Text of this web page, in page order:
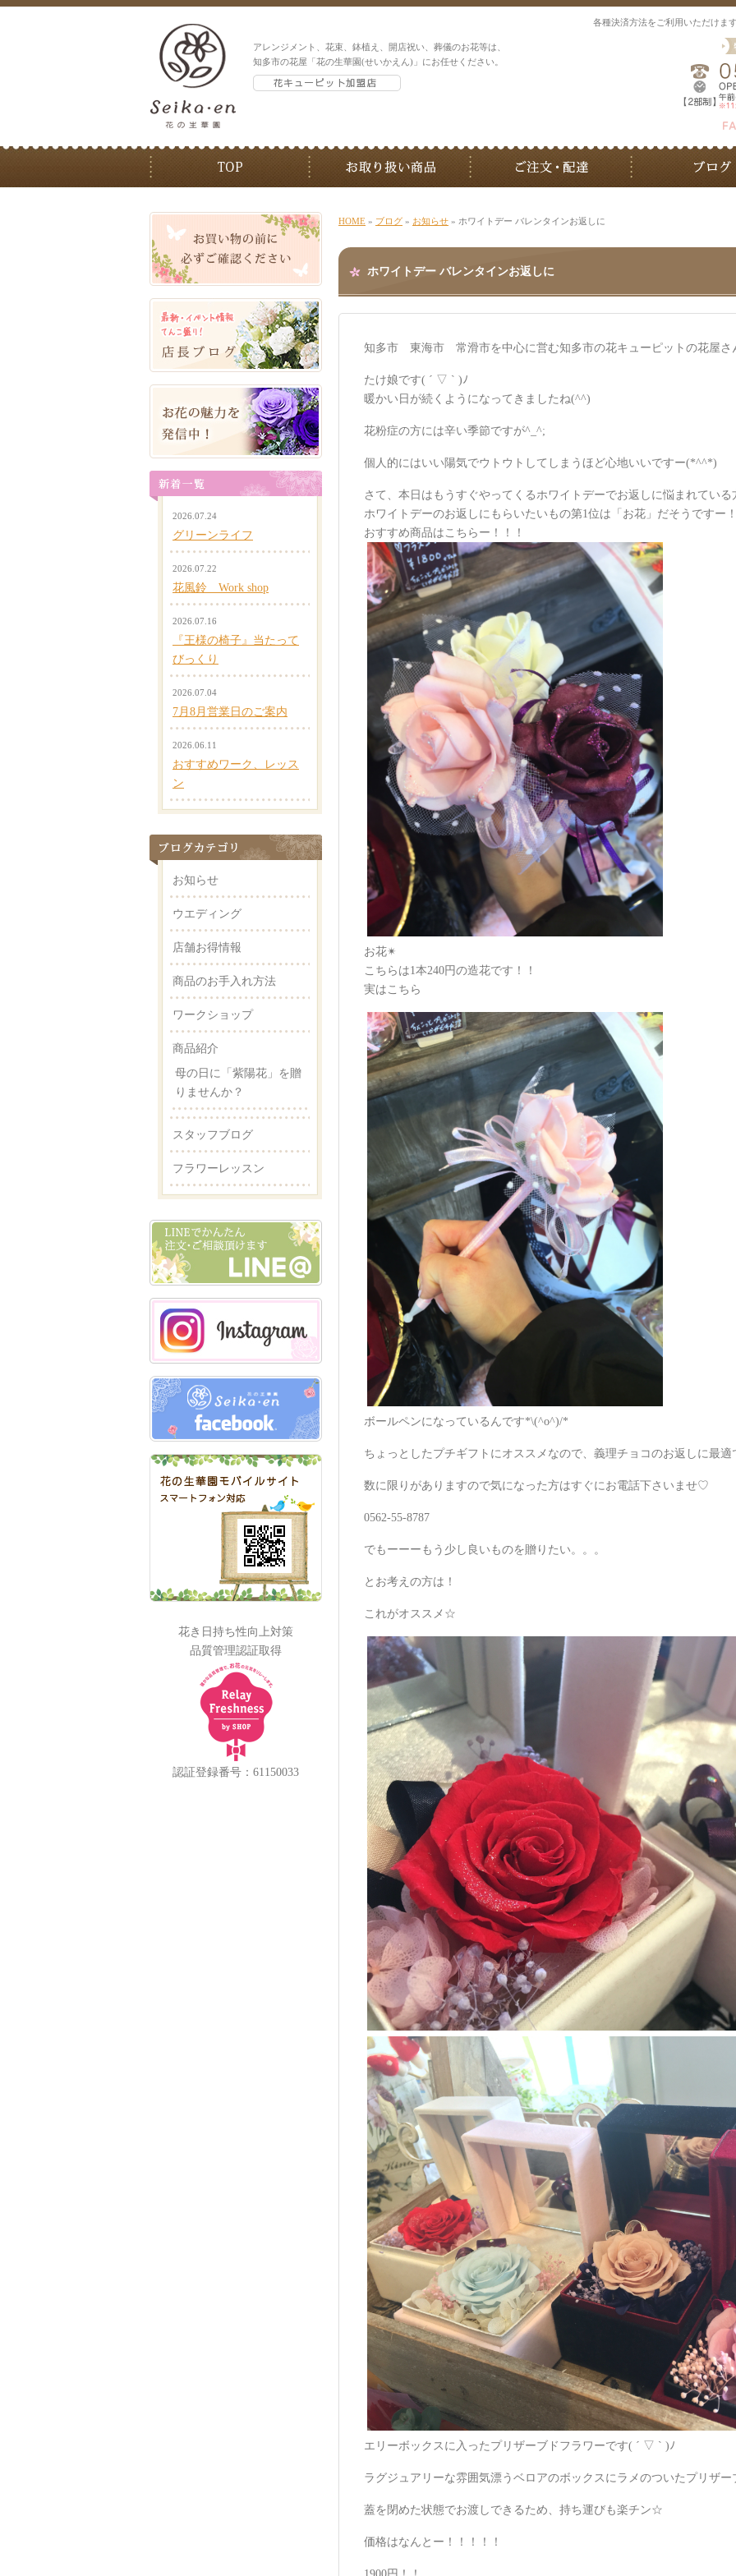
アレンジメント、花束、鉢植え、開店祝い、葬儀のお花等は、
知多市の花屋「花の生華園(せいかえん)」にお任せください。
各種決済方法をご利用いただけま
HOME » ブログ » お知らせ » ホワイトデー バレンタインお返しに
ホワイトデー バレンタインお返しに
知多市 東海市 常滑市を中心に営む知多市の花キューピットの花屋
たけ娘です( ´ ▽ ` )ﾉ
暖かい日が続くようになってきましたね(^^)
花粉症の方には辛い季節ですが^_^;
個人的にはいい陽気でウトウトしてしまうほど心地いいですー(*^^*)
さて、本日はもうすぐやってくるホワイトデーでお返しに悩まれている
ホワイトデーのお返しにもらいたいもの第1位は「お花」だそうですー！
おすすめ商品はこちらー！！！
お花✴︎
こちらは1本240円の造花です！！
実はこちら
ボールペンになっているんです*\(^o^)/*
ちょっとしたプチギフトにオススメなので、義理チョコのお返しに最
数に限りがありますので気になった方はすぐにお電話下さいませ♡
0562-55-8787
でもーーーもう少し良いものを贈りたい。。。
とお考えの方は！
これがオススメ☆
エリーボックスに入ったプリザーブドフラワーです( ´ ▽ ` )ﾉ
ラグジュアリーな雰囲気漂うベロアのボックスにラメのついたプリザー
蓋を閉めた状態でお渡しできるため、持ち運びも楽チン☆
価格はなんとー！！！！！
2026.07.24
グリーンライフ
2026.07.22
花風鈴 Work shop
2026.07.16
『王様の椅子』当たって
びっくり
2026.07.04
7月8月営業日のご案内
2026.06.11
おすすめワーク、レッス
ン
お知らせ
ウエディング
店舗お得情報
商品のお手入れ方法
ワークショップ
商品紹介
母の日に「紫陽花」を贈
りませんか？
スタッフブログ
フラワーレッスン
花き日持ち性向上対策
品質管理認証取得
認証登録番号：61150033